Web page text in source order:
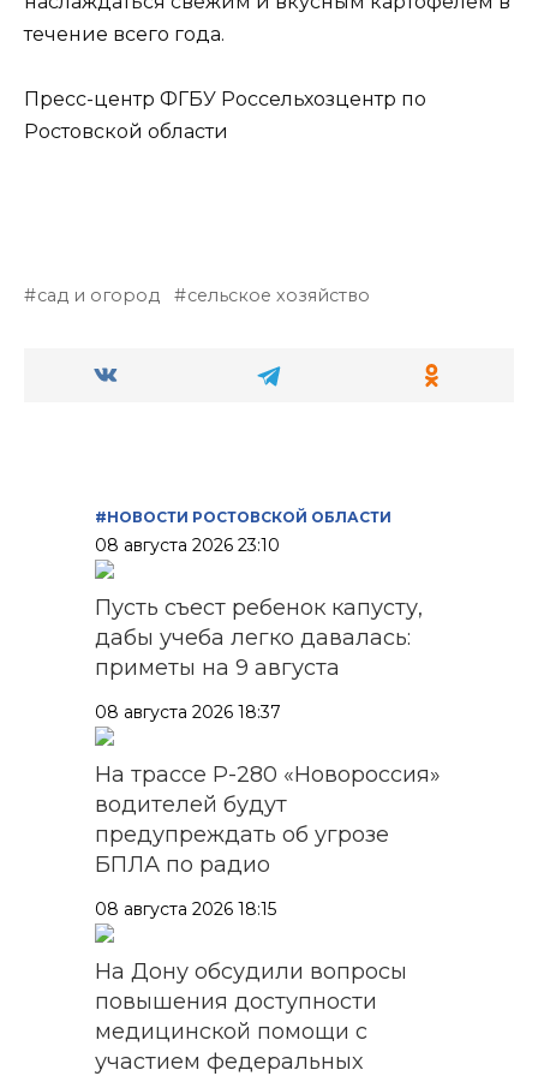
течение всего года.
Пресс-центр ФГБУ Россельхозцентр по
Ростовской области
сад и огород сельское хозяйство
#НОВОСТИ РОСТОВСКОЙ ОБЛАСТИ
08 августа 2026 23:10
Пусть съест ребенок капусту,
дабы учеба легко давалась:
приметы на 9 августа
08 августа 2026 18:37
На трассе Р-280 «Новороссия»
водителей будут
предупреждать об угрозе
БПЛА по радио
08 августа 2026 18:15
На Дону обсудили вопросы
повышения доступности
медицинской помощи с
участием федеральных